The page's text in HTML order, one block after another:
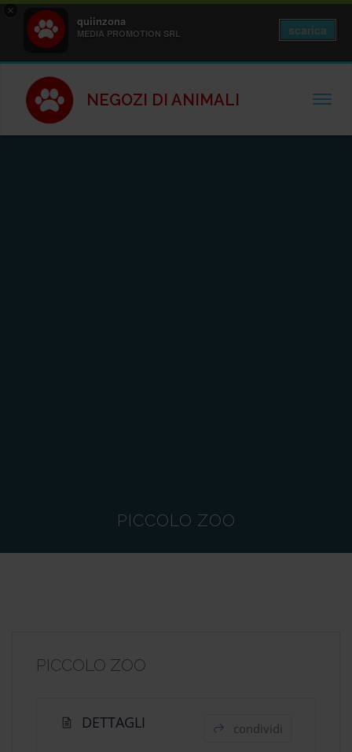
×
quiinzona
MEDIA PROMOTION SRL scarica
NEGOZI DI ANIMALI
PICCOLO ZOO
PICCOLO ZOO
DETTAGLI condividi